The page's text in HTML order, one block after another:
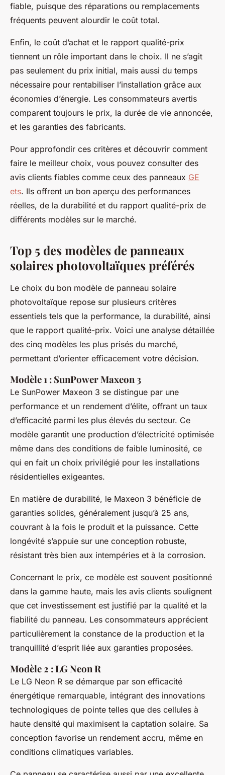
fiable, puisque des réparations ou remplacements
fréquents peuvent alourdir le coût total.
Enfin, le coût d’achat et le rapport qualité-prix
tiennent un rôle important dans le choix. Il ne s’agit
pas seulement du prix initial, mais aussi du temps
nécessaire pour rentabiliser l’installation grâce aux
économies d’énergie. Les consommateurs avertis
comparent toujours le prix, la durée de vie annoncée,
et les garanties des fabricants.
Pour approfondir ces critères et découvrir comment
faire le meilleur choix, vous pouvez consulter des
avis clients fiables comme ceux des panneaux GE
ets. Ils offrent un bon aperçu des performances
réelles, de la durabilité et du rapport qualité-prix de
différents modèles sur le marché.
Top 5 des modèles de panneaux
solaires photovoltaïques préférés
Le choix du bon modèle de panneau solaire
photovoltaïque repose sur plusieurs critères
essentiels tels que la performance, la durabilité, ainsi
que le rapport qualité-prix. Voici une analyse détaillée
des cinq modèles les plus prisés du marché,
permettant d’orienter efficacement votre décision.
Modèle 1 : SunPower Maxeon 3
Le SunPower Maxeon 3 se distingue par une
performance et un rendement d’élite, offrant un taux
d’efficacité parmi les plus élevés du secteur. Ce
modèle garantit une production d’électricité optimisée
même dans des conditions de faible luminosité, ce
qui en fait un choix privilégié pour les installations
résidentielles exigeantes.
En matière de durabilité, le Maxeon 3 bénéficie de
garanties solides, généralement jusqu’à 25 ans,
couvrant à la fois le produit et la puissance. Cette
longévité s’appuie sur une conception robuste,
résistant très bien aux intempéries et à la corrosion.
Concernant le prix, ce modèle est souvent positionné
dans la gamme haute, mais les avis clients soulignent
que cet investissement est justifié par la qualité et la
fiabilité du panneau. Les consommateurs apprécient
particulièrement la constance de la production et la
tranquillité d’esprit liée aux garanties proposées.
Modèle 2 : LG Neon R
Le LG Neon R se démarque par son efficacité
énergétique remarquable, intégrant des innovations
technologiques de pointe telles que des cellules à
haute densité qui maximisent la captation solaire. Sa
conception favorise un rendement accru, même en
conditions climatiques variables.